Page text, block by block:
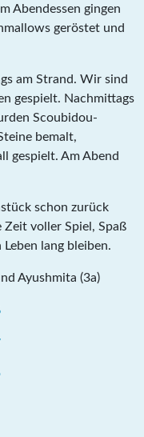
Abendessen gingen
geröstet und
am Strand. Wir sind
gespielt. Nachmittags
Scoubidou-
bemalt,
gespielt. Am Abend
schon zurück
Zeit voller Spiel, Spaß
lang bleiben.
Ayushmita (3a)